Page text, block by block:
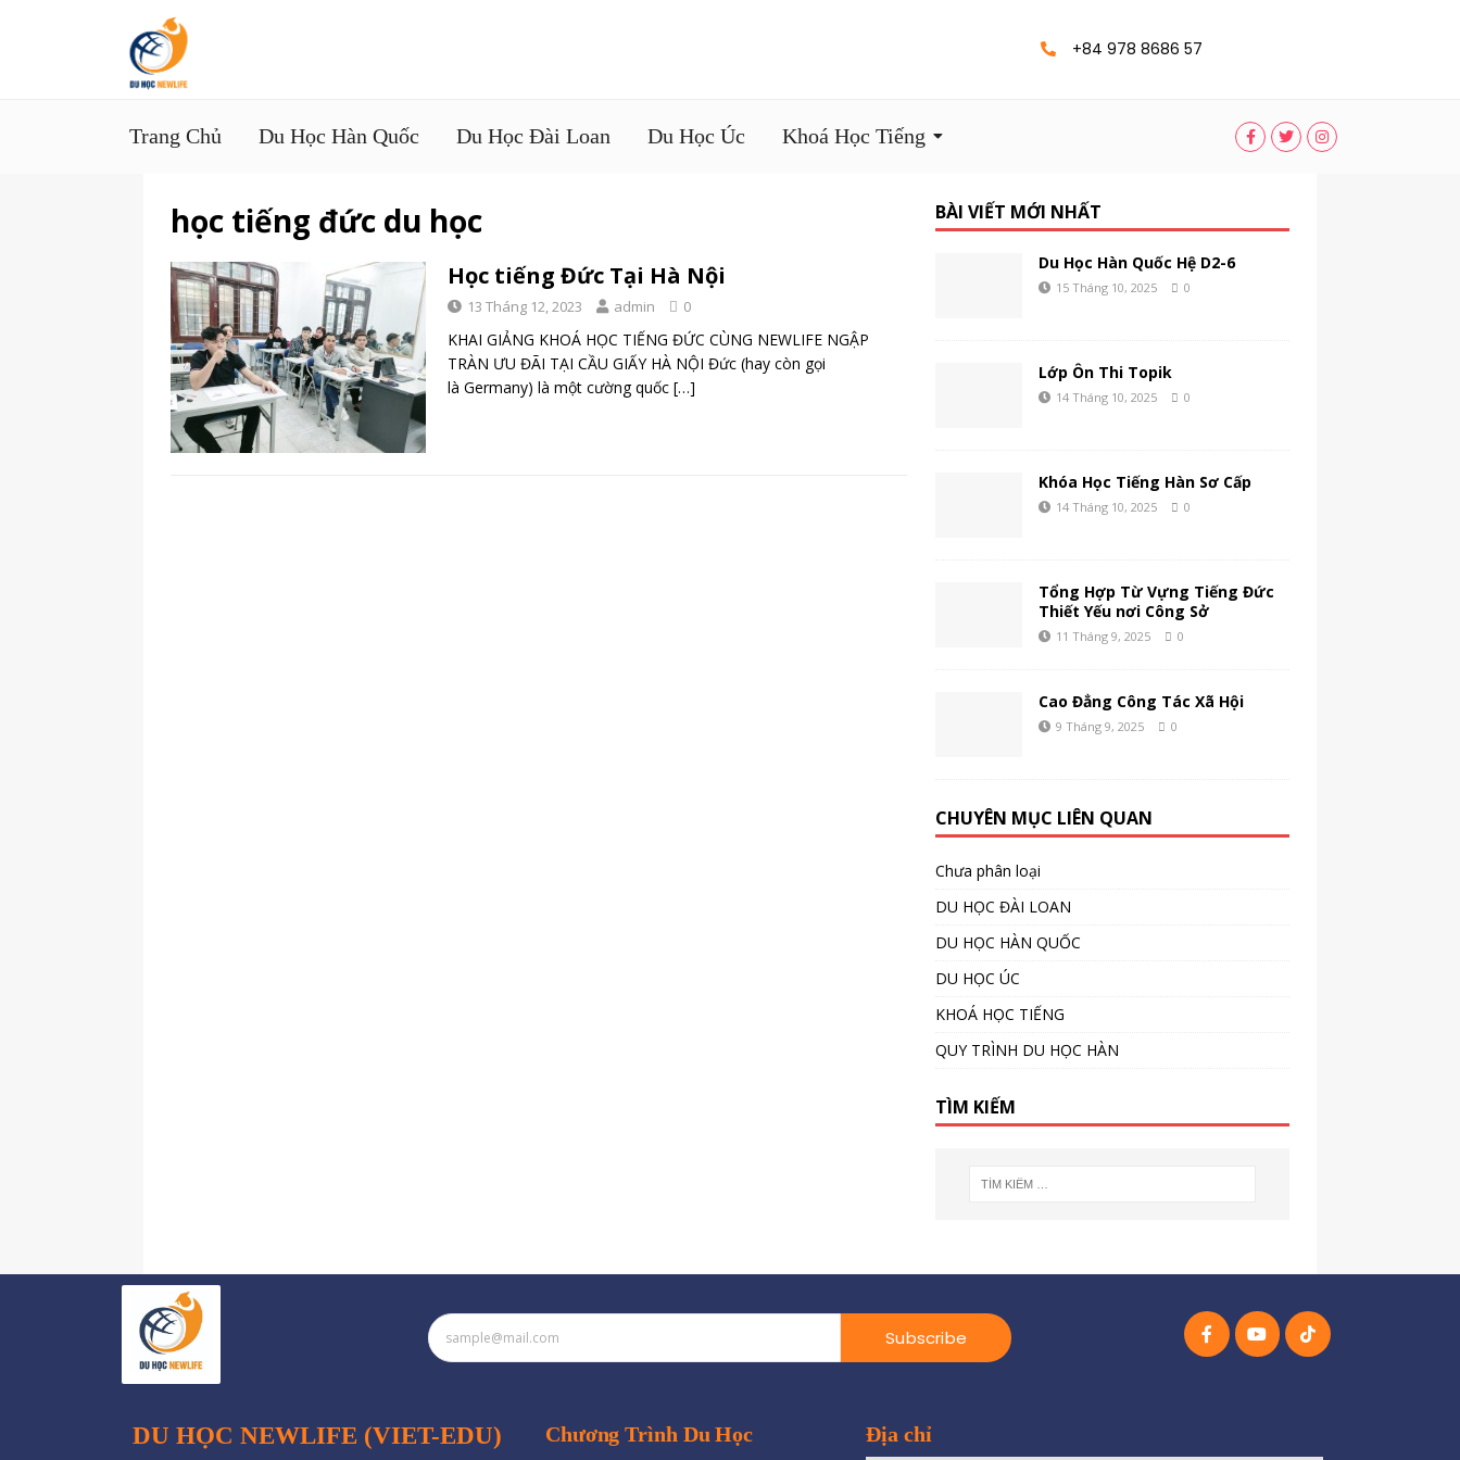
+84 978 8686 57
Trang Chủ Du Học Hàn Quốc Du Học Đài Loan Du Học Úc Khoá Học Tiếng
học tiếng đức du học
Học tiếng Đức Tại Hà Nội
13 Tháng 12, 2023 admin 0
KHAI GIẢNG KHOÁ HỌC TIẾNG ĐỨC CÙNG NEWLIFE NGẬP
TRÀN ƯU ĐÃI TẠI CẦU GIẤY HÀ NỘI Đức (hay còn gọi
là Germany) là một cường quốc […]
BÀI VIẾT MỚI NHẤT
Du Học Hàn Quốc Hệ D2-6
15 Tháng 10, 2025 0
Lớp Ôn Thi Topik
14 Tháng 10, 2025 0
Khóa Học Tiếng Hàn Sơ Cấp
14 Tháng 10, 2025 0
Tổng Hợp Từ Vựng Tiếng Đức
Thiết Yếu nơi Công Sở
11 Tháng 9, 2025 0
Cao Đẳng Công Tác Xã Hội
9 Tháng 9, 2025 0
CHUYÊN MỤC LIÊN QUAN
Chưa phân loại
DU HỌC ĐÀI LOAN
DU HỌC HÀN QUỐC
DU HỌC ÚC
KHOÁ HỌC TIẾNG
QUY TRÌNH DU HỌC HÀN
TÌM KIẾM
Subscribe
DU HỌC NEWLIFE (VIET-EDU) Chương Trình Du Học Địa chỉ